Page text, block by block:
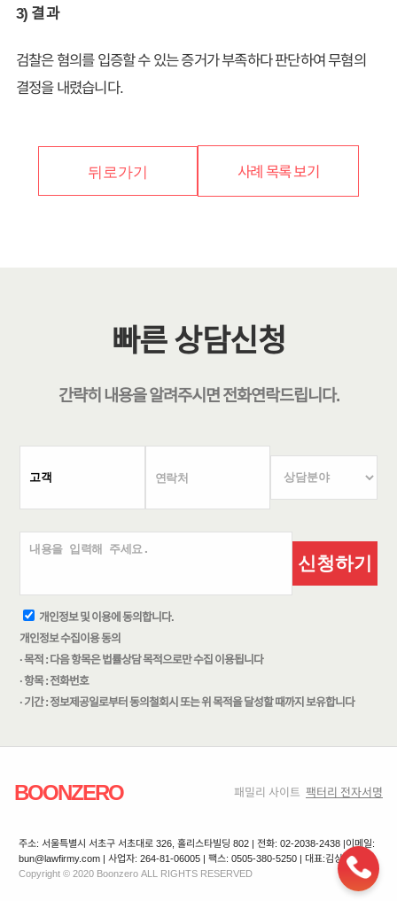
3) 결 과
검찰은 혐의를 입증할 수 있는 증거가 부족하다 판단하여 무혐의
결정을 내렸습니다.
뒤로가기 사례 목록 보기
빠른 상담신청
간략히 내용을 알려주시면전화연락드립니다.
신청하기
개인정보 및 이용에 동의합니다.
개인정보 수집이용 동의
· 목적 : 다음 항목은 법률상담 목적으로만 수집 이용됩니다
· 항목 : 전화번호
· 기간 : 정보제공일로부터 동의철회시 또는 위 목적을 달성할 때까지 보유합니다
BOONZERO 패밀리 사이트 팩터리 전자서명
주소: 서울특별시 서초구 서초대로 326, 홀리스타빌딩 802 | 전화: 02-2038-2438 |이메일:
bun@lawfirmy.com | 사업자: 264-81-06005 | 팩스: 0505-380-5250 | 대표:김상겸
Copyright © 2020 Boonzero ALL RIGHTS RESERVED